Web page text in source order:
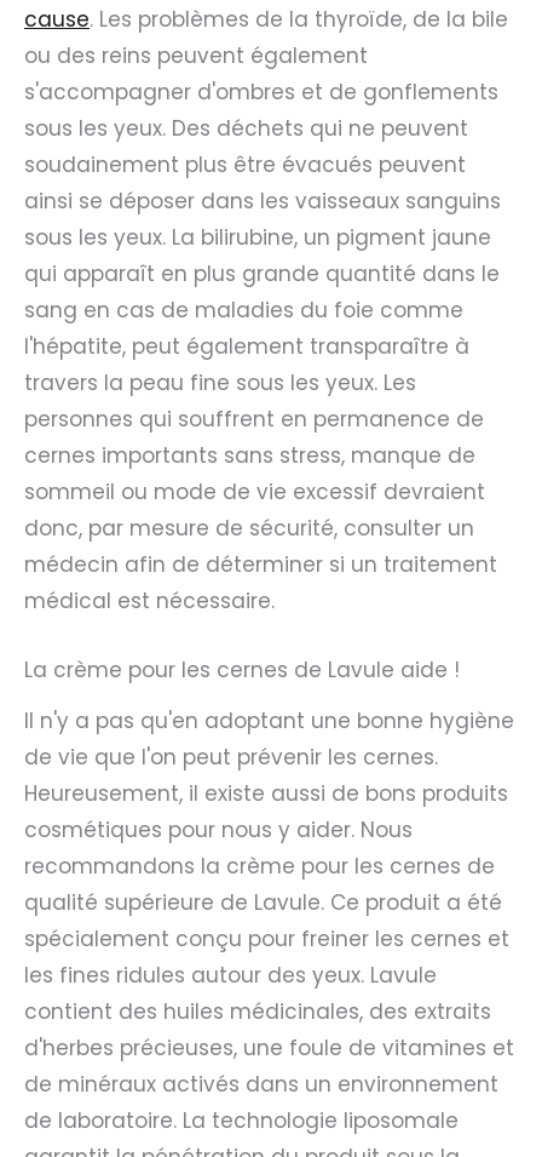
cause. Les problèmes de la thyroïde, de la bile
ou des reins peuvent également
s'accompagner d'ombres et de gonflements
sous les yeux. Des déchets qui ne peuvent
soudainement plus être évacués peuvent
ainsi se déposer dans les vaisseaux sanguins
sous les yeux. La bilirubine, un pigment jaune
qui apparaît en plus grande quantité dans le
sang en cas de maladies du foie comme
l'hépatite, peut également transparaître à
travers la peau fine sous les yeux. Les
personnes qui souffrent en permanence de
cernes importants sans stress, manque de
sommeil ou mode de vie excessif devraient
donc, par mesure de sécurité, consulter un
médecin afin de déterminer si un traitement
médical est nécessaire.
La crème pour les cernes de Lavule aide !
Il n'y a pas qu'en adoptant une bonne hygiène
de vie que l'on peut prévenir les cernes.
Heureusement, il existe aussi de bons produits
cosmétiques pour nous y aider. Nous
recommandons la crème pour les cernes de
qualité supérieure de Lavule. Ce produit a été
spécialement conçu pour freiner les cernes et
les fines ridules autour des yeux. Lavule
contient des huiles médicinales, des extraits
d'herbes précieuses, une foule de vitamines et
de minéraux activés dans un environnement
de laboratoire. La technologie liposomale